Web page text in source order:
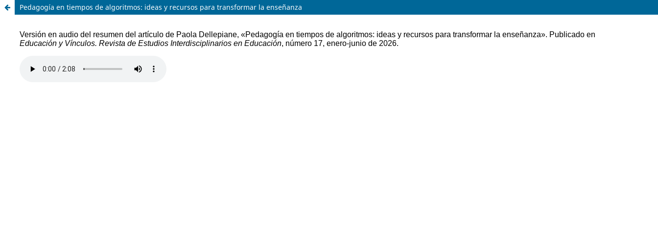
Pedagogía en tiempos de algoritmos: ideas y recursos para transformar la enseñanza